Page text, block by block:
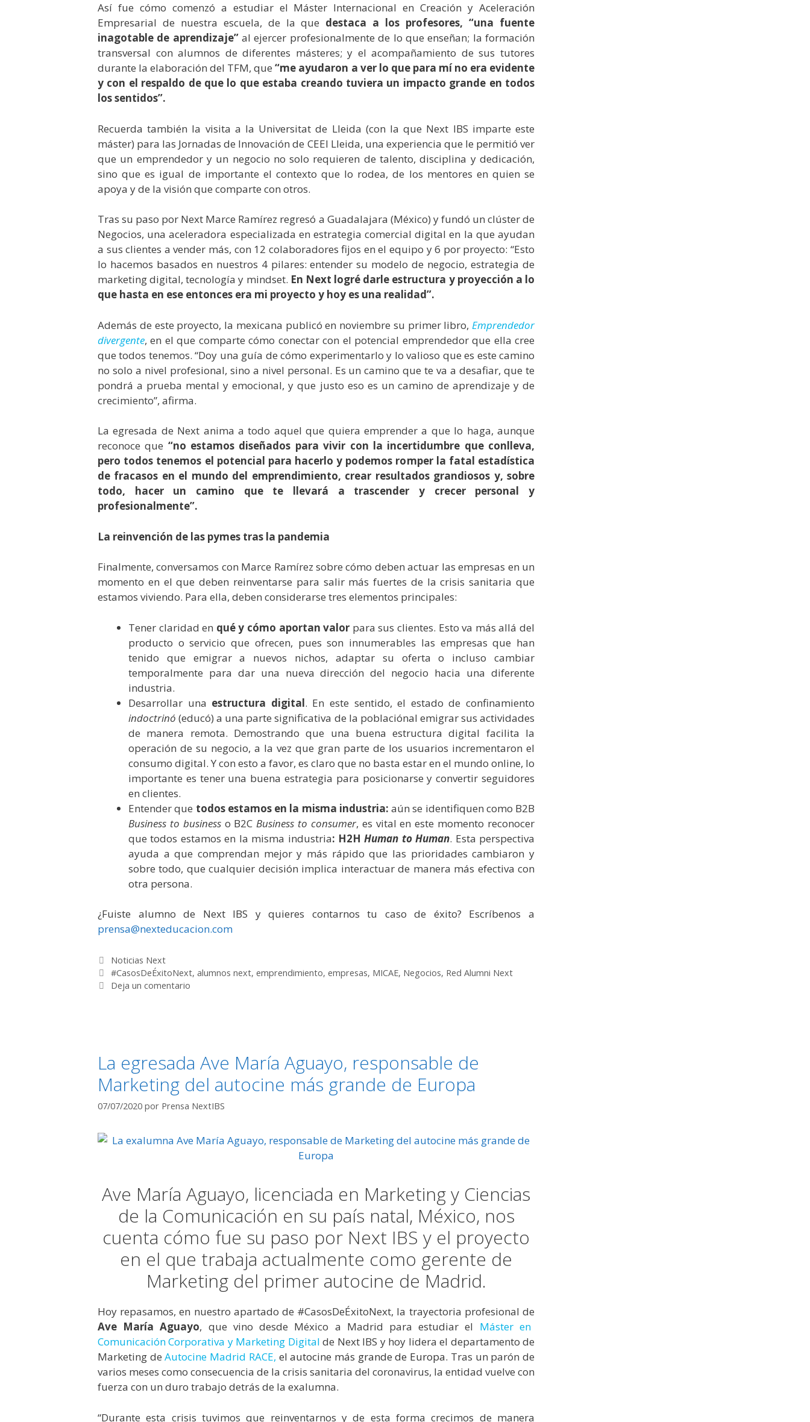
Así fue cómo comenzó a estudiar el Máster Internacional en Creación y Aceleración
Empresarial de nuestra escuela, de la que destaca a los profesores, “una fuente
inagotable de aprendizaje”al ejercer profesionalmente de lo que enseñan; la formación
transversal con alumnos de diferentes másteres; y el acompañamiento de sus tutores
durante la elaboración del TFM, que“me ayudaron a ver lo que para mí no era evidente
y con el respaldo de que lo que estaba creando tuviera un impacto grande en todos
los sentidos”.
Recuerda también la visita a la Universitat de Lleida (con la que Next IBS imparte este
máster) para las Jornadas de Innovación de CEEI Lleida, una experiencia que le permitió ver
que un emprendedor y un negocio no solo requieren de talento, disciplina y dedicación,
sino que es igual de importante el contexto que lo rodea, de los mentores en quien se
apoya y de la visión que comparte con otros.
Tras su paso por Next Marce Ramírez regresó a Guadalajara (México) y fundó un clúster de
Negocios, una aceleradora especializada en estrategia comercial digital en la que ayudan
a sus clientes a vender más, con 12 colaboradores fijos en el equipo y 6 por proyecto: “Esto
lo hacemos basados en nuestros 4 pilares: entender su modelo de negocio, estrategia de
marketing digital, tecnología y mindset. En Next logré darle estructura y proyección a lo
que hasta en ese entonces era mi proyecto y hoy es una realidad”.
Además de este proyecto, la mexicana publicó en noviembre su primer libro, Emprendedor
divergente, en el que comparte cómo conectar con el potencial emprendedor que ella cree
que todos tenemos. “Doy una guía de cómo experimentarlo y lo valioso que es este camino
no solo a nivel profesional, sino a nivel personal. Es un camino que te va a desafiar, que te
pondrá a prueba mental y emocional, y que justo eso es un camino de aprendizaje y de
crecimiento”, afirma.
La egresada de Next anima a todo aquel que quiera emprender a que lo haga, aunque
reconoce que “no estamos diseñados para vivir con la incertidumbre que conlleva,
pero todos tenemos el potencial para hacerlo y podemos romper la fatal estadística
de fracasos en el mundo del emprendimiento, crear resultados grandiosos y, sobre
todo, hacer un camino que te llevará a trascender y crecer personal y
profesionalmente”.
La reinvención de las pymes tras la pandemia
Finalmente, conversamos con Marce Ramírez sobre cómo deben actuar las empresas en un
momento en el que deben reinventarse para salir más fuertes de la crisis sanitaria que
estamos viviendo. Para ella, deben considerarse tres elementos principales:
Tener claridad en qué y cómo aportan valor para sus clientes. Esto va más allá del
producto o servicio que ofrecen, pues son innumerables las empresas que han
tenido que emigrar a nuevos nichos, adaptar su oferta o incluso cambiar
temporalmente para dar una nueva dirección del negocio hacia una diferente
industria.
Desarrollar una estructura digital. En este sentido, el estado de confinamiento
indoctrinó (educó) a una parte significativa de la poblaciónal emigrar sus actividades
de manera remota. Demostrando que una buena estructura digital facilita la
operación de su negocio, a la vez que gran parte de los usuarios incrementaron el
consumo digital. Y con esto a favor, es claro que no basta estar en el mundo online, lo
importante es tener una buena estrategia para posicionarse y convertir seguidores
en clientes.
Entender que todos estamos en la misma industria: aún se identifiquen como B2B
Business to businesso B2CBusiness to consumer, es vital en este momento reconocer
que todos estamos en la misma industria: H2HHuman to Human. Esta perspectiva
ayuda a que comprendan mejor y más rápido que las prioridades cambiaron y
sobre todo, que cualquier decisión implica interactuar de manera más efectiva con
otra persona.
¿Fuiste alumno de Next IBS y quieres contarnos tu caso de éxito? Escríbenos a
prensa@nexteducacion.com
Categorías
Noticias Next
Etiquetas
#CasosDeÉxitoNext, alumnos next, emprendimiento, empresas, MICAE, Negocios, Red Alumni Next
Deja un comentario
La egresada Ave María Aguayo, responsable de
Marketing del autocine más grande de Europa
07/07/2020 por Prensa NextIBS
Ave María Aguayo, licenciada en Marketing y Ciencias
de la Comunicación en su país natal, México, nos
cuenta cómo fue su paso por Next IBS y el proyecto
en el que trabaja actualmente como gerente de
Marketing del primer autocine de Madrid.
Hoy repasamos, en nuestro apartado de #CasosDeÉxitoNext, la trayectoria profesional de
Ave María Aguayo, que vino desde México a Madrid para estudiar el Máster en
Comunicación Corporativa y Marketing Digital de Next IBS y hoy lidera el departamento de
Marketing deAutocine Madrid RACE, el autocine más grande de Europa. Tras un parón de
varios meses como consecuencia de la crisis sanitaria del coronavirus, la entidad vuelve con
fuerza con un duro trabajo detrás de la exalumna.
“Durante esta crisis tuvimos que reinventarnos y de esta forma crecimos de manera